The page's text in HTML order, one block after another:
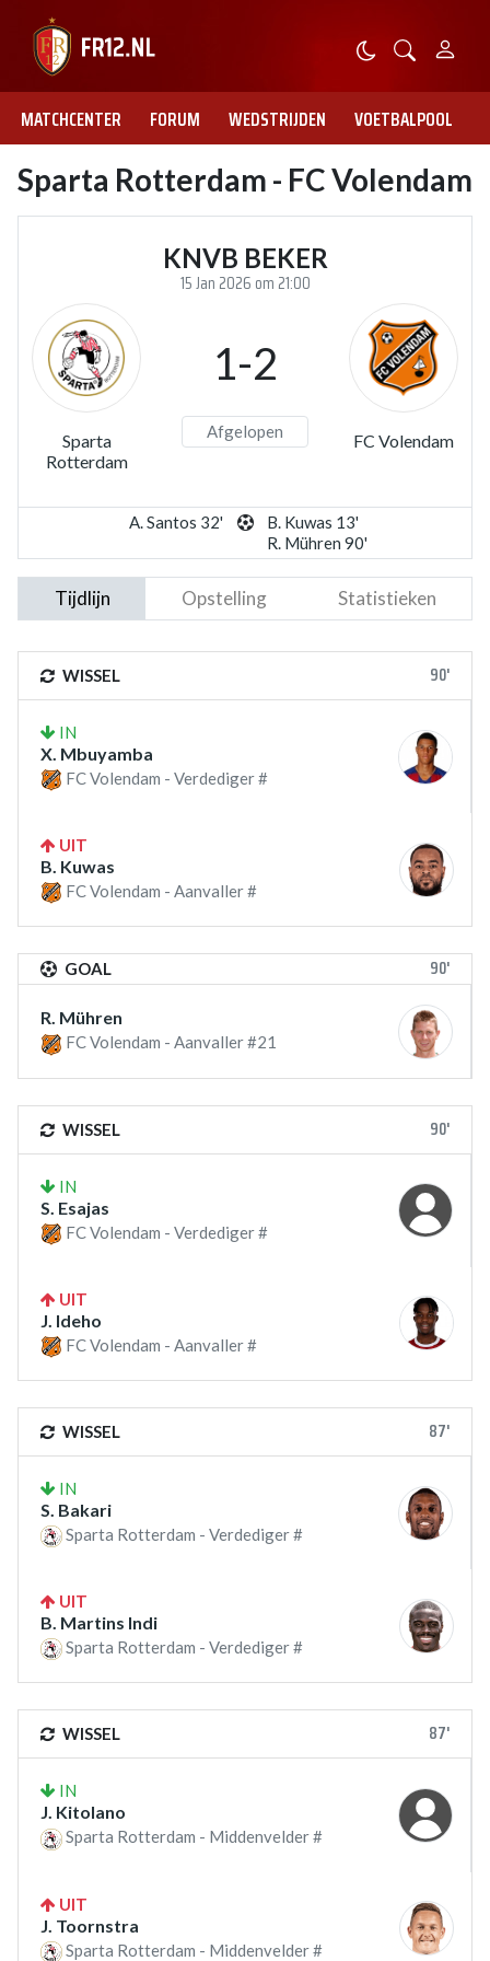
MATCHCENTER FORUM WEDSTRIJDEN VOETBALPOOL
Sparta Rotterdam - FC Volendam
KNVB BEKER
15 Jan 2026 om 21:00
Sparta
Rotterdam
1-2
Afgelopen FC Volendam
A. Santos 32'
B. Kuwas 13'
R. Mühren 90'
Tijdlijn Opstelling Statistieken
WISSEL 90'
IN
X. Mbuyamba
FC Volendam - Verdediger #
UIT
B. Kuwas
FC Volendam - Aanvaller #
GOAL 90'
R. Mühren
FC Volendam - Aanvaller #21
WISSEL 90'
IN
S. Esajas
FC Volendam - Verdediger #
UIT
J. Ideho
FC Volendam - Aanvaller #
WISSEL 87'
IN
S. Bakari
Sparta Rotterdam - Verdediger #
UIT
B. Martins Indi
Sparta Rotterdam - Verdediger #
WISSEL 87'
IN
J. Kitolano
Sparta Rotterdam - Middenvelder #
UIT
J. Toornstra
Sparta Rotterdam - Middenvelder #